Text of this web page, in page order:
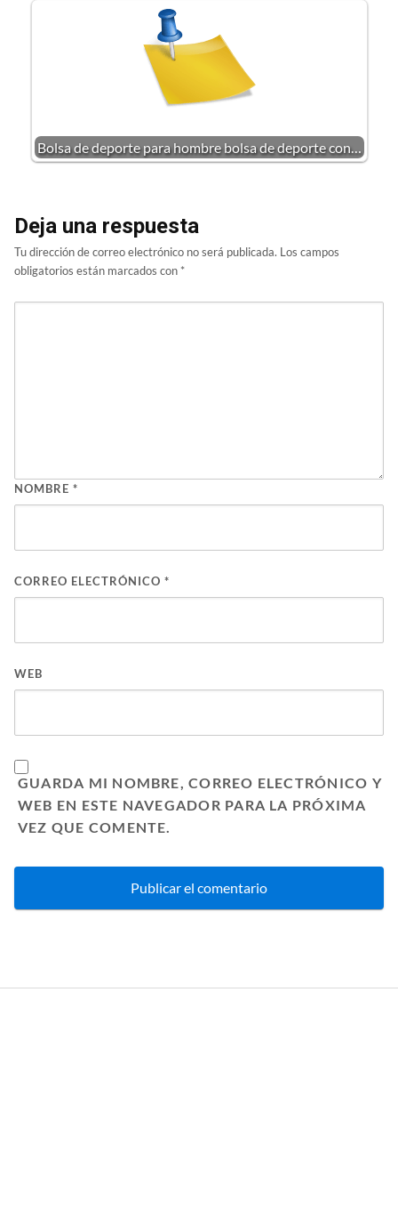
Bolsa de deporte para hombre bolsa de deporte con…
Deja una respuesta
Tu dirección de correo electrónico no será publicada. Los campos
obligatorios están marcados con *
NOMBRE *
CORREO ELECTRÓNICO *
WEB
GUARDA MI NOMBRE, CORREO ELECTRÓNICO Y
WEB EN ESTE NAVEGADOR PARA LA PRÓXIMA
VEZ QUE COMENTE.